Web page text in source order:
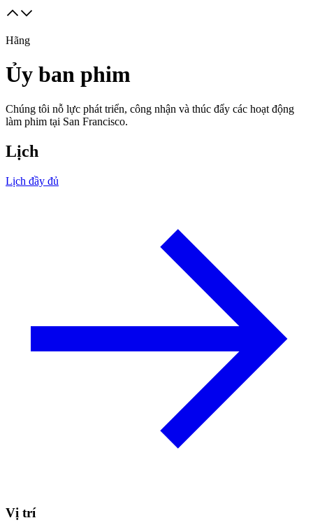
Hãng
Ủy ban phim
Chúng tôi nỗ lực phát triển, công nhận và thúc đẩy các hoạt động
làm phim tại San Francisco.
Lịch
Lịch đầy đủ
Vị trí